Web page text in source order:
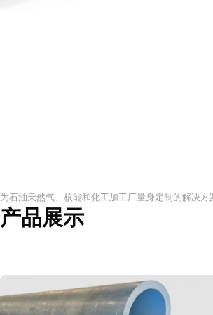
为石油天然气、核能和化工加工厂量身定制的解决方
产品展示